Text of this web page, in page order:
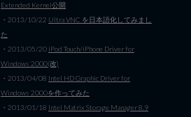
Extended Kernel公開
・2013/10/22 Ultra VNC を日本語化してみまし
た
・2013/05/20 iPod Touch/iPhone Driver for
Windows 2000(改)
・2013/04/08 Intel HD Graphic Driver for
Windows 2000を作ってみた
・2013/01/18 Intel Matrix Storage Manager 8.9